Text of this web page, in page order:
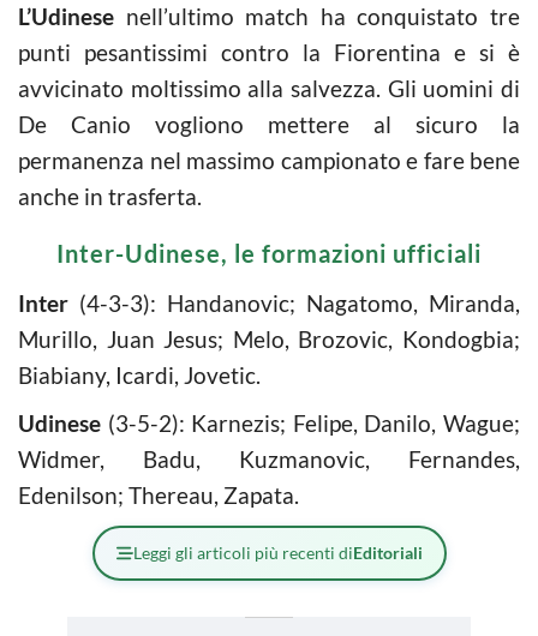
L’Udinese nell’ultimo match ha conquistato tre
punti pesantissimi contro la Fiorentina e si è
avvicinato moltissimo alla salvezza. Gli uomini di
De Canio vogliono mettere al sicuro la
permanenza nel massimo campionato e fare bene
anche in trasferta.
Inter-Udinese, le formazioni ufficiali
Inter (4-3-3): Handanovic; Nagatomo, Miranda,
Murillo, Juan Jesus; Melo, Brozovic, Kondogbia;
Biabiany, Icardi, Jovetic.
Udinese (3-5-2): Karnezis; Felipe, Danilo, Wague;
Widmer, Badu, Kuzmanovic, Fernandes,
Edenilson; Thereau, Zapata.
Leggi gli articoli più recenti diEditoriali